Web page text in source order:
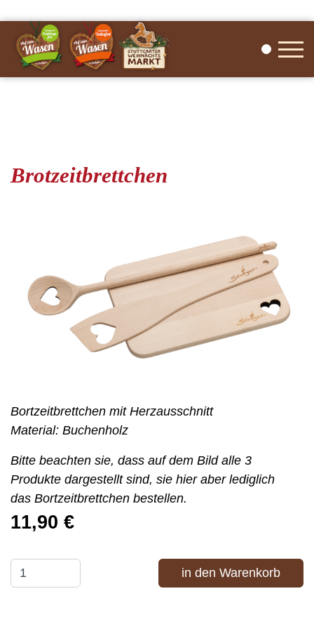
Brotzeitbrettchen
Bortzeitbrettchen mit Herzausschnitt
Material: Buchenholz
Bitte beachten sie, dass auf dem Bild alle 3
Produkte dargestellt sind, sie hier aber lediglich
das Bortzeitbrettchen bestellen.
11,90 €